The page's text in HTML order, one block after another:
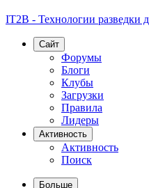
IT2B - Технологии разведки
Сайт
Форумы
Блоги
Клубы
Загрузки
Правила
Лидеры
Активность
Активность
Поиск
Больше